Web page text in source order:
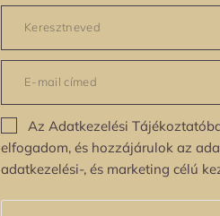
Az Adatkezelési
elfogadom, és hozzájárulok az
adatkezelési-, és marketing célú